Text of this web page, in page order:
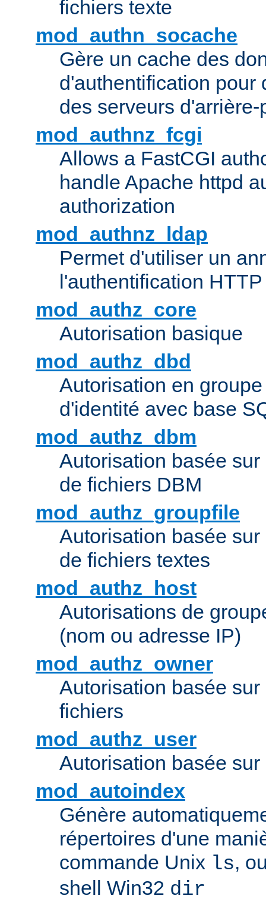
fichiers texte
mod_authn_socache
Gère un cache des
d'authentification pour
des serveurs d'arrière-
mod_authnz_fcgi
Allows a FastCGI
handle Apache httpd
authorization
mod_authnz_ldap
Permet d'utiliser un
l'authentification
mod_authz_core
Autorisation basique
mod_authz_dbd
Autorisation en
d'identité avec base
mod_authz_dbm
Autorisation basée
de fichiers DBM
mod_authz_groupfile
Autorisation basée
de fichiers textes
mod_authz_host
Autorisations de
(nom ou adresse IP)
mod_authz_owner
Autorisation basée
fichiers
mod_authz_user
Autorisation basée
mod_autoindex
Génère
répertoires d'une
commande Unix ls,
shell Win32 dir